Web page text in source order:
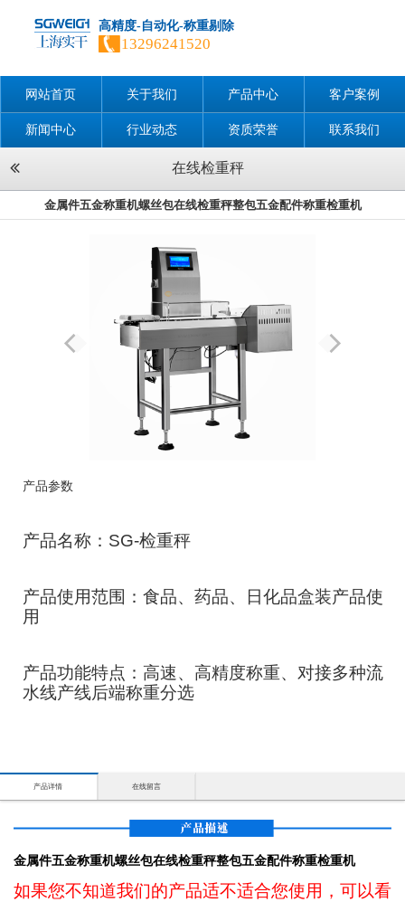
高精度-自动化-称重剔除
13296241520
网站首页 关于我们 产品中心 客户案例
新闻中心 行业动态 资质荣誉 联系我们
在线检重秤
金属件五金称重机螺丝包在线检重秤整包五金配件称重检重机
产品参数
产品名称：SG-检重秤
产品使用范围：食品、药品、日化品盒装产品使
用
产品功能特点：高速、高精度称重、对接多种流
水线产线后端称重分选
产品详情 在线留言
金属件五金称重机螺丝包在线检重秤整包五金配件称重检重机
如果您不知道我们的产品适不适合您使用，可以看